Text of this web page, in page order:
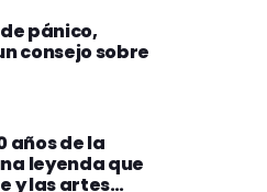
pánico,
consejo sobre
años de la
leyenda que
y las artes